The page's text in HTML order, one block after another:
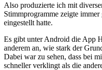
Also produzierte ich mit
Stimmprogramme zeigte
eingestellt hatte.
Es gibt unter Android die App
anderem an, wie stark der
Dabei war zu sehen, dass bei
schneller verklingt als die